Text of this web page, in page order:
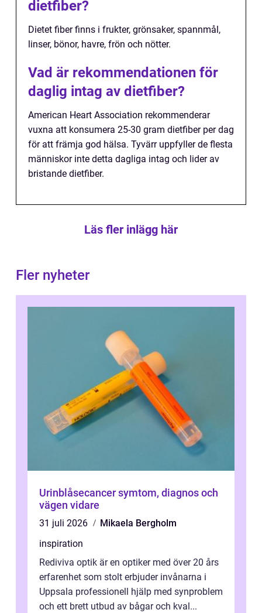
dietfiber?
Dietet fiber finns i frukter, grönsaker, spannmål,
linser, bönor, havre, frön och nötter.
Vad är rekommendationen för
daglig intag av dietfiber?
American Heart Association rekommenderar
vuxna att konsumera 25-30 gram dietfiber per dag
för att främja god hälsa. Tyvärr uppfyller de flesta
människor inte detta dagliga intag och lider av
bristande dietfiber.
Läs fler inlägg här
Fler nyheter
Urinblåsecancer symtom, diagnos och
vägen vidare
31 juli 2026
Mikaela Bergholm
inspiration
Rediviva optik är en optiker med över 20 års
erfarenhet som stolt erbjuder invånarna i
Uppsala professionell hjälp med synproblem
och ett brett utbud av bågar och kval...